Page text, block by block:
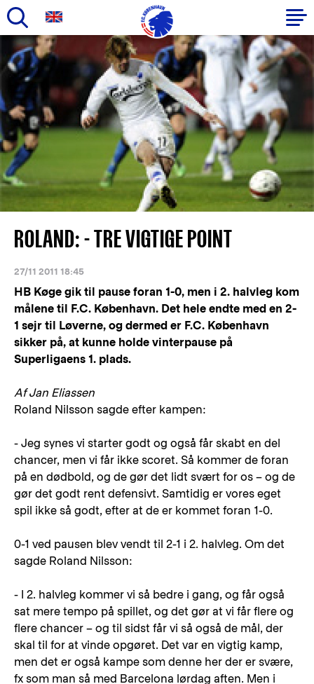
Gå
til
hovedindhold
Primær
navigation
ROLAND: - TRE VIGTIGE POINT
27/11 2011 18:45
HB Køge gik til pause foran 1-0, men i 2. halvleg kom
målene til F.C. København. Det hele endte med en 2-
1 sejr til Løverne, og dermed er F.C. København
sikker på, at kunne holde vinterpause på
Superligaens 1. plads.
Af Jan Eliassen
Roland Nilsson sagde efter kampen:
- Jeg synes vi starter godt og også får skabt en del
chancer, men vi får ikke scoret. Så kommer de foran
på en dødbold, og de gør det lidt svært for os – og de
gør det godt rent defensivt. Samtidig er vores eget
spil ikke så godt, efter at de er kommet foran 1-0.
0-1 ved pausen blev vendt til 2-1 i 2. halvleg. Om det
sagde Roland Nilsson:
- I 2. halvleg kommer vi så bedre i gang, og får også
sat mere tempo på spillet, og det gør at vi får flere og
flere chancer – og til sidst får vi så også de mål, der
skal til for at vinde opgøret. Det var en vigtig kamp,
men det er også kampe som denne her der er svære,
fx som man så med Barcelona lørdag aften. Men i